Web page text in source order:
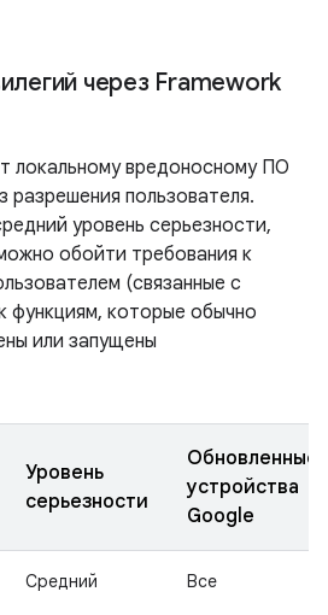
через Framework
локальному вредоносному ПО
разрешения пользователя.
уровень серьезности,
обойти требования к
(связанные с
функциям, которые обычно
или запущены
Уровень
серьезности
Обновленные
устройства
Google
Средний Все